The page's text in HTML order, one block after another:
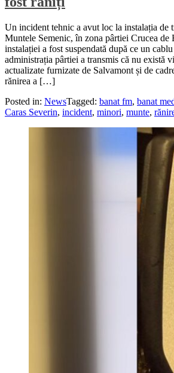
Un incident tehnic a avut loc la instalația de
Muntele Semenic, în zona pârtiei Crucea de
instalației a fost suspendată după ce un
administrația pârtiei a transmis că nu există
actualizate furnizate de Salvamont și de
rănirea a […]
Posted in: NewsTagged: banat fm, banat
Caras Severin, incident, minori, munte,